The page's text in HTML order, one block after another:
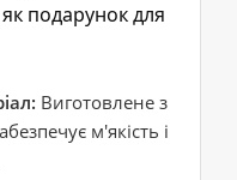
подарунок для
Виготовлене з
м'якість і